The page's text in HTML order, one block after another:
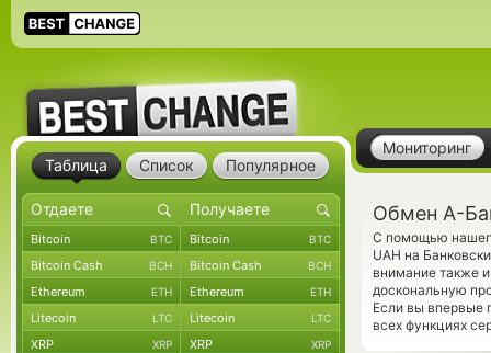
Мониторинг
Обмен А-
С помощью
UAH на
внимание также
доскональную
Если вы впервые
всех функциях
Таблица Список Популярное
Bitcoin BTC Bitcoin BTC
Bitcoin Cash BCH Bitcoin Cash BCH
Ethereum ETH Ethereum ETH
Litecoin LTC Litecoin LTC
XRP XRP XRP XRP